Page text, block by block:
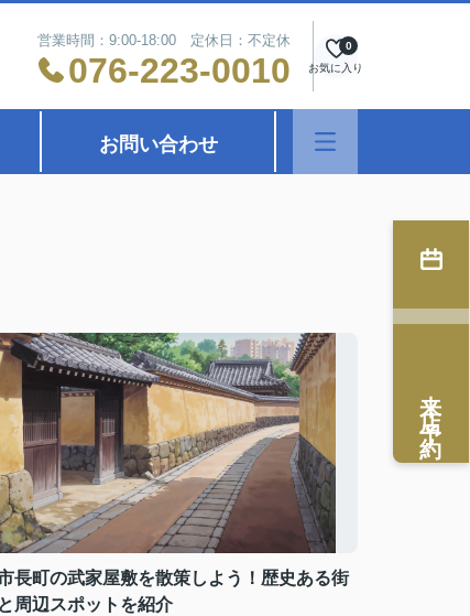
営業時間：9:00-18:00 定休日：不定休
076-223-0010 お気に入り
0
お問い合わせ
長町の武家屋敷を散策しよう！歴史ある街
周辺スポットを紹介
来店予約